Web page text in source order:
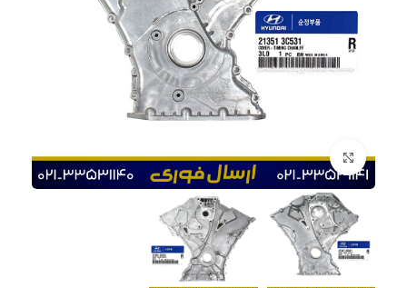
برای بزرگنمایی کلیک کنید